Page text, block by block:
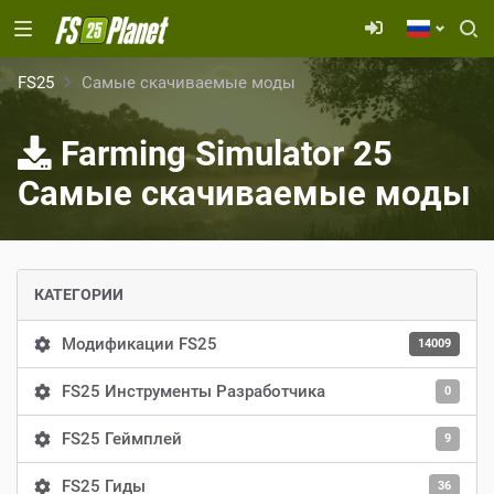
FS25 Самые скачиваемые моды
Farming Simulator 25
Самые скачиваемые моды
КАТЕГОРИИ
Модификации FS25 14009
FS25 Инструменты Разработчика 0
FS25 Геймплей 9
FS25 Гиды 36